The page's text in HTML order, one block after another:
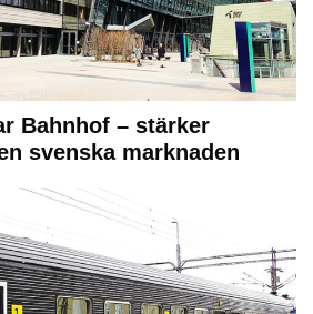
Bahnhof – stärker
svenska marknaden